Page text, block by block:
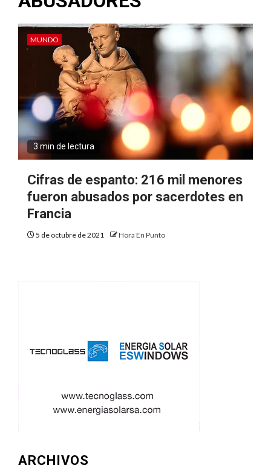
MUNDO
3 min de lectura
Cifras de espanto: 216 mil menores
fueron abusados por sacerdotes en
Francia
5 de octubre de 2021 Hora En Punto
ARCHIVOS